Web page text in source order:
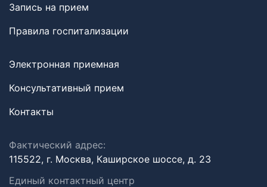
Запись на прием
Правила госпитализации
Электронная приемная
Консультативный прием
Контакты
Фактический адрес:
115522, г. Москва, Каширское шоссе, д. 23
Единый контактный центр